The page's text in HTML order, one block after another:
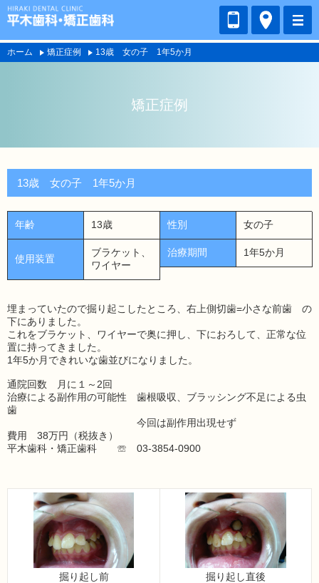
ホーム 矯正症例 13歳 女の子 1年5か月
矯正症例
13歳 女の子 1年5か月
年齢 13歳 性別 女の子
使用装置
ブラケット、
ワイヤー
治療期間 1年5か月
埋まっていたので掘り起こしたところ、右上側切歯=小さな前歯 の
下にありました。
これをブラケット、ワイヤーで奥に押し、下におろして、正常な位
置に持ってきました。
1年5か月できれいな歯並びになりました。
通院回数 月に１～2回
治療による副作用の可能性 歯根吸収、ブラッシング不足による虫
歯
今回は副作用出現せず
費用 38万円（税抜き）
平木歯科・矯正歯科 ☏ 03-3854-0900
掘り起し前 掘り起し直後